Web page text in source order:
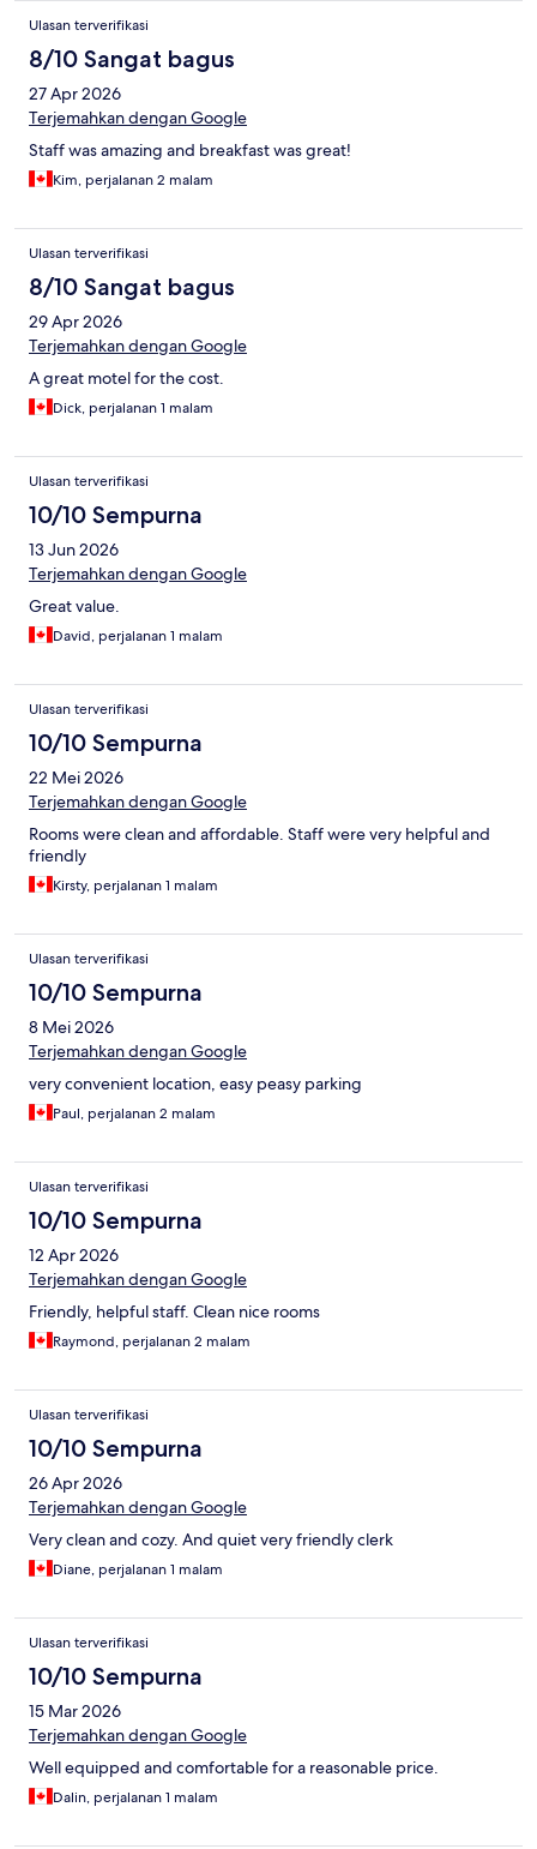
Ulasan terverifikasi
8/10 Sangat bagus
27 Apr 2026
Terjemahkan dengan Google
Staff was amazing and breakfast was great!
Kim, perjalanan 2 malam
Ulasan terverifikasi
8/10 Sangat bagus
29 Apr 2026
Terjemahkan dengan Google
A great motel for the cost.
Dick, perjalanan 1 malam
Ulasan terverifikasi
10/10 Sempurna
13 Jun 2026
Terjemahkan dengan Google
Great value.
David, perjalanan 1 malam
Ulasan terverifikasi
10/10 Sempurna
22 Mei 2026
Terjemahkan dengan Google
Rooms were clean and affordable. Staff were very helpful and
friendly
Kirsty, perjalanan 1 malam
Ulasan terverifikasi
10/10 Sempurna
8 Mei 2026
Terjemahkan dengan Google
very convenient location, easy peasy parking
Paul, perjalanan 2 malam
Ulasan terverifikasi
10/10 Sempurna
12 Apr 2026
Terjemahkan dengan Google
Friendly, helpful staff. Clean nice rooms
Raymond, perjalanan 2 malam
Ulasan terverifikasi
10/10 Sempurna
26 Apr 2026
Terjemahkan dengan Google
Very clean and cozy. And quiet very friendly clerk
Diane, perjalanan 1 malam
Ulasan terverifikasi
10/10 Sempurna
15 Mar 2026
Terjemahkan dengan Google
Well equipped and comfortable for a reasonable price.
Dalin, perjalanan 1 malam